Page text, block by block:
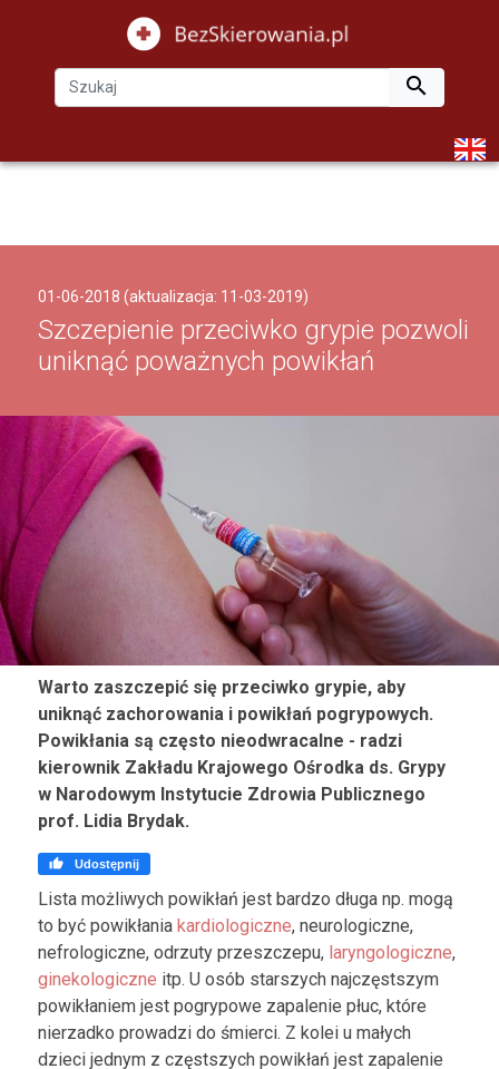

01-06-2018 (aktualizacja: 11-03-2019)
Szczepienie przeciwko grypie pozwoli
uniknąć poważnych powikłań
Warto zaszczepić się przeciwko grypie, aby
uniknąć zachorowania i powikłań pogrypowych.
Powikłania są często nieodwracalne - radzi
kierownik Zakładu Krajowego Ośrodka ds. Grypy
w Narodowym Instytucie Zdrowia Publicznego
prof. Lidia Brydak.
 Udostępnij
Lista możliwych powikłań jest bardzo długa np. mogą
to być powikłania kardiologiczne, neurologiczne,
nefrologiczne, odrzuty przeszczepu, laryngologiczne,
ginekologiczne itp. U osób starszych najczęstszym
powikłaniem jest pogrypowe zapalenie płuc, które
nierzadko prowadzi do śmierci. Z kolei u małych
dzieci jednym z częstszych powikłań jest zapalenie